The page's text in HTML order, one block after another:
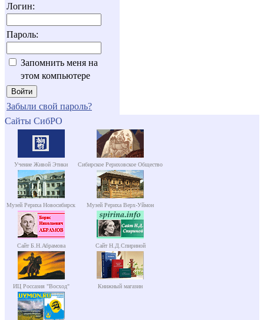
Логин:
Пароль:
Запомнить меня на
этом компьютере
Забыли свой пароль?
Сайты СибРО
Учение Живой Этики Сибирское Рериховское Общество
Музей Рериха Новосибирск Музей Рериха Верх-Уймон
Сайт Б.Н.Абрамова Сайт Н.Д.Спириной
ИЦ Россазия "Восход" Книжный магазин